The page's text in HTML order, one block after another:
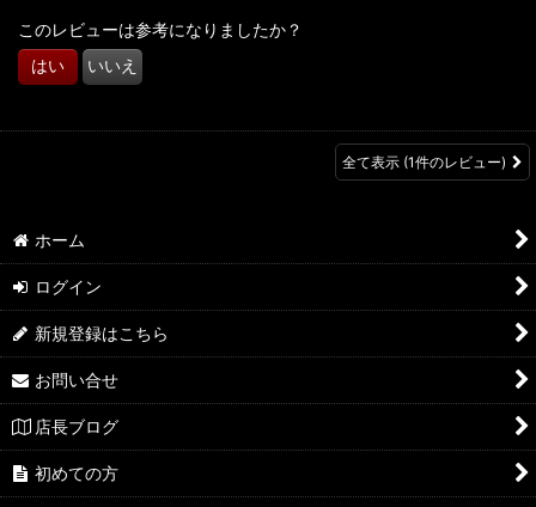
このレビューは参考になりましたか？
はい いいえ
全て表示 (1件のレビュー)
ホーム
ログイン
新規登録はこちら
お問い合せ
店長ブログ
初めての方